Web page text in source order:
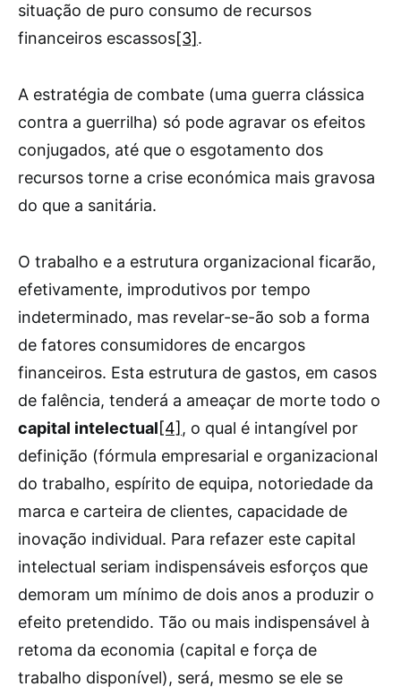
situação de puro consumo de recursos
financeiros escassos[3].
A estratégia de combate (uma guerra clássica
contra a guerrilha) só pode agravar os efeitos
conjugados, até que o esgotamento dos
recursos torne a crise económica mais gravosa
do que a sanitária.
O trabalho e a estrutura organizacional ficarão,
efetivamente, improdutivos por tempo
indeterminado, mas revelar-se-ão sob a forma
de fatores consumidores de encargos
financeiros. Esta estrutura de gastos, em casos
de falência, tenderá a ameaçar de morte todo o
capital intelectual[4] , o qual é intangível por
definição (fórmula empresarial e organizacional
do trabalho, espírito de equipa, notoriedade da
marca e carteira de clientes, capacidade de
inovação individual. Para refazer este capital
intelectual seriam indispensáveis esforços que
demoram um mínimo de dois anos a produzir o
efeito pretendido. Tão ou mais indispensável à
retoma da economia (capital e força de
trabalho disponível), será, mesmo se ele se